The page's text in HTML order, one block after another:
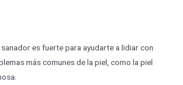
sanador es fuerte para ayudarte a lidiar con
más comunes de la piel, como la piel